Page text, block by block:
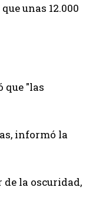
unas 12.000
que "las
informó la
de la oscuridad,